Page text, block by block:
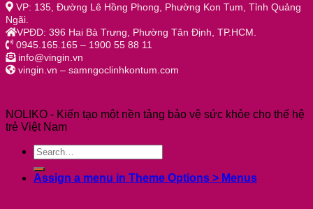
VP: 135, Đường Lê Hồng Phong, Phường Kon Tum, Tỉnh Quảng
Ngãi.
VPĐD: 396 Hai Bà Trưng, Phường Tân Định, TP.HCM.
0945.165.165 – 1900 55 88 11
info@vingin.vn
vingin.vn – samngoclinhkontum.com
NOLIKO - Kiến tạo một nền tảng bảo vệ sức khỏe cho thế hệ
trẻ Việt Nam
Assign a menu in Theme Options > Menus